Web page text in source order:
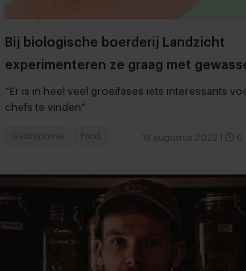
Bij biologische boerderij Landzicht
experimenteren ze graag met
“Er is in heel veel groeifases iets interessants
chefs te vinden”
18 augustus 2022 6
Gastronomie Food